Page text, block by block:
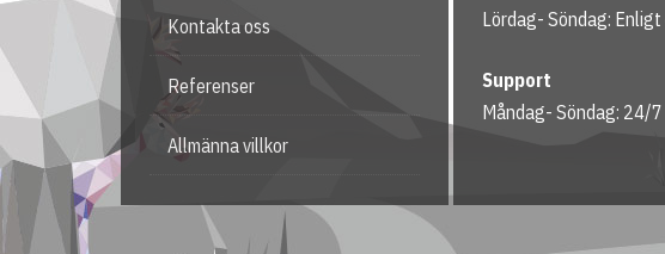
Kontakta oss
Referenser
Allmänna villkor
Lördag- Söndag: Enligt
Support
Måndag- Söndag: 24/7